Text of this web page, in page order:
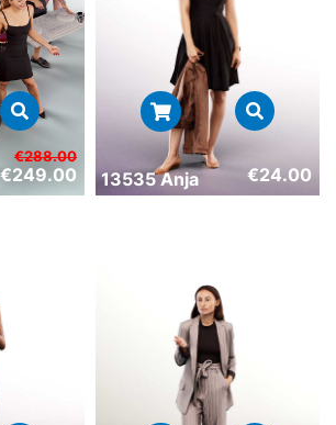
€288.00
€249.00 13535 Anja €24.00